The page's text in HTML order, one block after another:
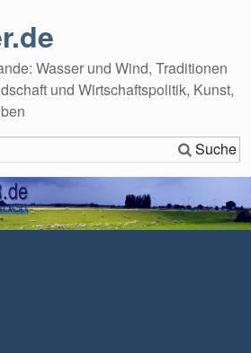
Wasser und Wind, Traditionen
und Wirtschaftspolitik, Kunst,
Suche